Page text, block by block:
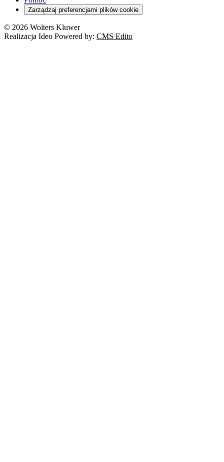
Franczyza
Prawo autorskie
Zarządzaj preferencjami plików cookie
© 2026 Wolters Kluwer
Realizacja Ideo Powered by: CMS Edito